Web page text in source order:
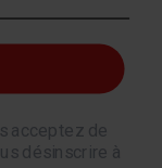
EN 17444. Voir fiche
acceptez de
désinscrire à